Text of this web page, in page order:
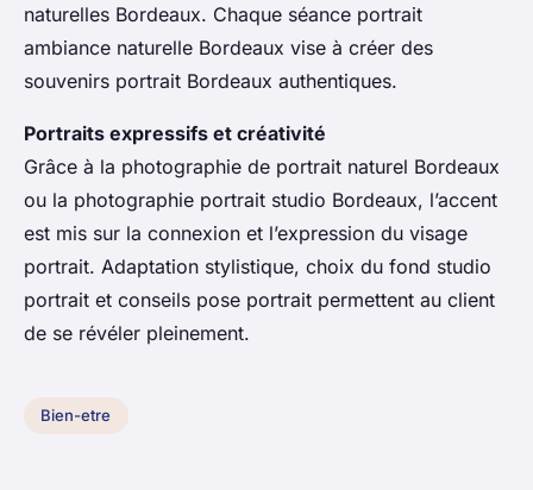
naturelles Bordeaux. Chaque séance portrait
ambiance naturelle Bordeaux vise à créer des
souvenirs portrait Bordeaux authentiques.
Portraits expressifs et créativité
Grâce à la photographie de portrait naturel Bordeaux
ou la photographie portrait studio Bordeaux, l’accent
est mis sur la connexion et l’expression du visage
portrait. Adaptation stylistique, choix du fond studio
portrait et conseils pose portrait permettent au client
de se révéler pleinement.
Bien-etre